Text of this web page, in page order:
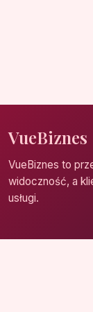
VueBiznes
VueBiznes to
widoczność, a
usługi.